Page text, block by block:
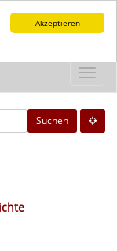
Akzeptieren
Suchen